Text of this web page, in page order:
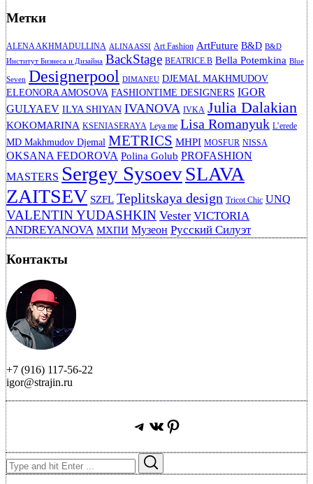
Метки
ALENA AKHMADULLINA ALINA ASSI Art Fashion ArtFuture B&D B&D
Институт Бизнеса и Дизайна BackStage BEATRICE.B Bella Potemkina Blue
Seven Designerpool DIMANEU DJEMAL MAKHMUDOV
ELEONORA AMOSOVA FASHIONTIME DESIGNERS IGOR
GULYAEV ILYA SHIYAN IVANOVA IVKA Julia Dalakian
KOKOMARINA KSENIASERAYA Leya me Lisa Romanyuk L’erede
MD Makhmudov Djemal METRICS MHPI MOSFUR NISSA
OKSANA FEDOROVA Polina Golub PROFASHION
MASTERS Sergey SysoevSLAVA
ZAITSEV SZFL Teplitskaya design Tricot Chic UNQ
VALENTIN YUDASHKIN Vester VICTORIA
ANDREYANOVA МХПИ Музеон Русский Силуэт
Контакты
+7 (916) 117-56-22
igor@strajin.ru
Telegram
ВКонтакте
Pinterest
Search
for: